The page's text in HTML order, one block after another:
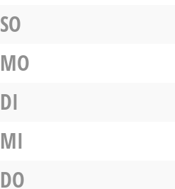
SO
MO
DI
MI
DO